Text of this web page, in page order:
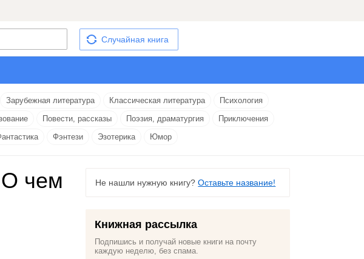
Случайная книга
Зарубежная литература Классическая литература
Психология
Повести, рассказы Поэзия, драматургия
Приключения
Фэнтези Эзотерика Юмор
чем
Не нашли нужную книгу?Оставьте название!
Книжная рассылка
Подпишись и получай новые книги на почту
каждую неделю, без спама.